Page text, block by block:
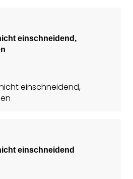
einschneidend,
einschneidend,
einschneidend